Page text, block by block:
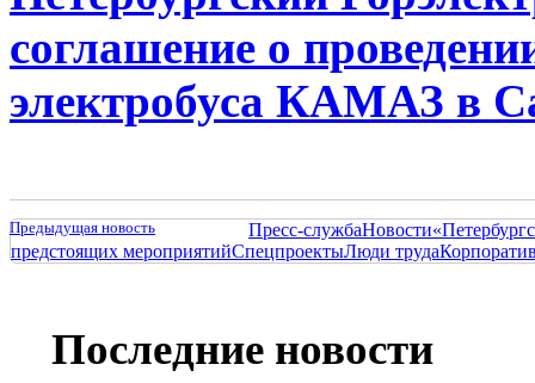
соглашение о
электробуса КАМАЗ в
Предыдущая новость Пресс-службаНовости
предстоящих мероприятийСпецпроектыЛюди труда
Последние новости